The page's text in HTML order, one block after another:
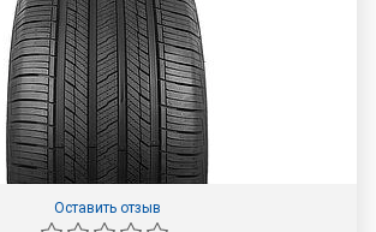
Оставить отзыв